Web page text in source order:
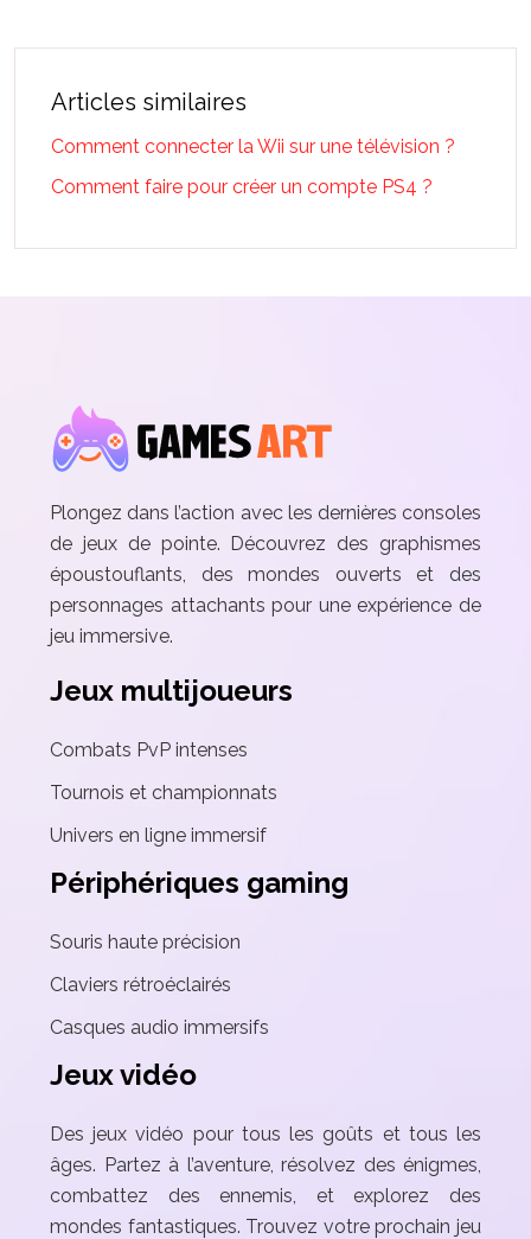
Articles similaires
Comment connecter la Wii sur une télévision ?
Comment faire pour créer un compte PS4 ?
Plongez dans l’action avec les dernières consoles
de jeux de pointe. Découvrez des graphismes
époustouflants, des mondes ouverts et des
personnages attachants pour une expérience de
jeu immersive.
Jeux multijoueurs
Combats PvP intenses
Tournois et championnats
Univers en ligne immersif
Périphériques gaming
Souris haute précision
Claviers rétroéclairés
Casques audio immersifs
Jeux vidéo
Des jeux vidéo pour tous les goûts et tous les
âges. Partez à l’aventure, résolvez des énigmes,
combattez des ennemis, et explorez des
mondes fantastiques. Trouvez votre prochain jeu